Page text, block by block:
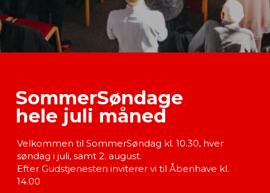
SommerSøndage
hele juli måned
Velkommen til SommerSøndag kl. 10.30, hver
søndag i juli, samt 2. august.
Efter Gudstjenesten inviterer vi til Åbenhave kl.
14.00
Nødvendige
Disse cookies
er kan ikke
fravælges. De
er nødvendige
Statistik
kan
sidens